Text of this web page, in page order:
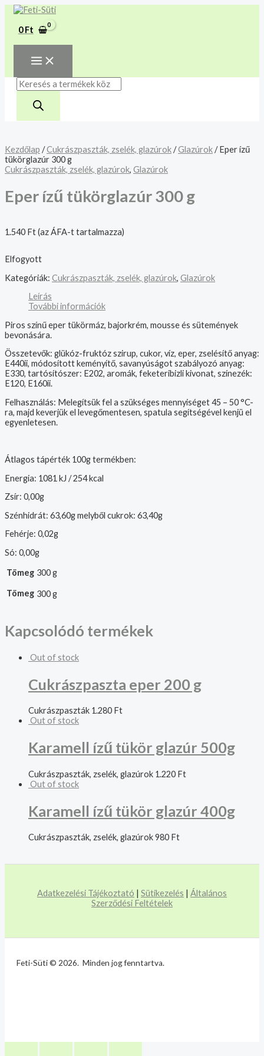
Skip
content
0Ft
MAIN
MENU
Products
search
Kezdőlap /Cukrászpaszták, zselék, glazúrok/Glazúrok/ Eper ízű
tükörglazúr 300 g
Cukrászpaszták, zselék, glazúrok, Glazúrok
Eper ízű tükörglazúr 300 g
1.540 Ft(az ÁFA-t tartalmazza)
Elfogyott
Kategóriák: Cukrászpaszták, zselék, glazúrok, Glazúrok
Leírás
További információk
Piros színű eper tükörmáz, bajorkrém, mousse és sütemények
bevonására.
Összetevők: glükóz-fruktóz szirup, cukor, víz, eper, zselésítő anyag:
E440ii, módosított keményítő, savanyúságot szabályozó anyag:
E330, tartósítószer: E202, aromák, feketeribizli kivonat, színezék:
E120, E160ii.
Felhasználás: Melegítsük fel a szükséges mennyiséget 45 – 50 °C-
ra, majd keverjük el levegőmentesen, spatula segítségével kenjü el
egyenletesen.
Átlagos tápérték 100g termékben:
Energia: 1081 kJ / 254 kcal
Zsír: 0,00g
Szénhidrát: 63,60g melyből cukrok: 63,40g
Fehérje: 0,02g
Só: 0,00g
Tömeg 300 g
Tömeg 300 g
Kapcsolódó termékek
Out of stock
Cukrászpaszta eper 200 g
Cukrászpaszták 1.280 Ft
Out of stock
Karamell ízű tükör glazúr 500g
Cukrászpaszták, zselék, glazúrok 1.220 Ft
Out of stock
Karamell ízű tükör glazúr 400g
Cukrászpaszták, zselék, glazúrok980 Ft
Adatkezelési Tájékoztató | Sütikezelés | Általános
Szerződési Feltételek
Feti-Süti © 2026. Minden jog fenntartva.
A mélyhűtött termékeket
csakis saját felelősségre
adjuk át futárszolgálatnak,
tekintettel a feloldási időre.